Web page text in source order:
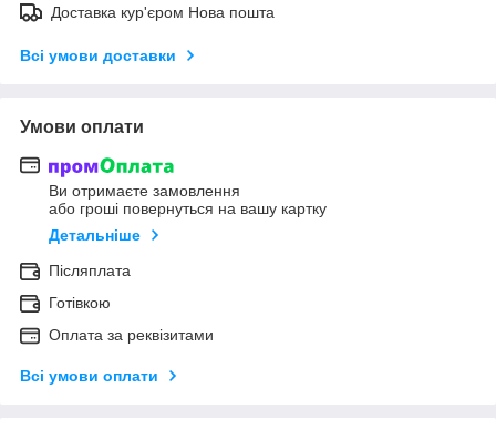
Доставка кур'єром Нова пошта
Всі умови доставки
Умови оплати
Ви отримаєте замовлення
або гроші повернуться на вашу картку
Детальніше
Післяплата
Готівкою
Оплата за реквізитами
Всі умови оплати